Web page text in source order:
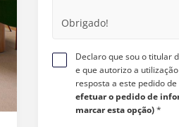
Declaro que sou o titular
e que autorizo a
resposta a este pedido
efetuar o pedido de
marcar esta opção)*